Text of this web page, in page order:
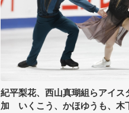
紀平梨花、西山真瑚組らアイス
加 いくこう、かほゆうも、木